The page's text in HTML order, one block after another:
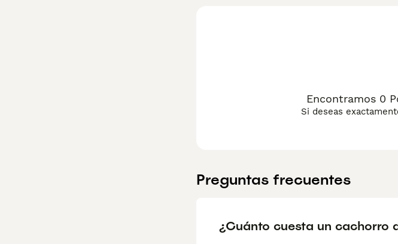
Encontramos 0
Si deseas
Preguntas frecuentes
¿Cuánto cuesta un cachorro